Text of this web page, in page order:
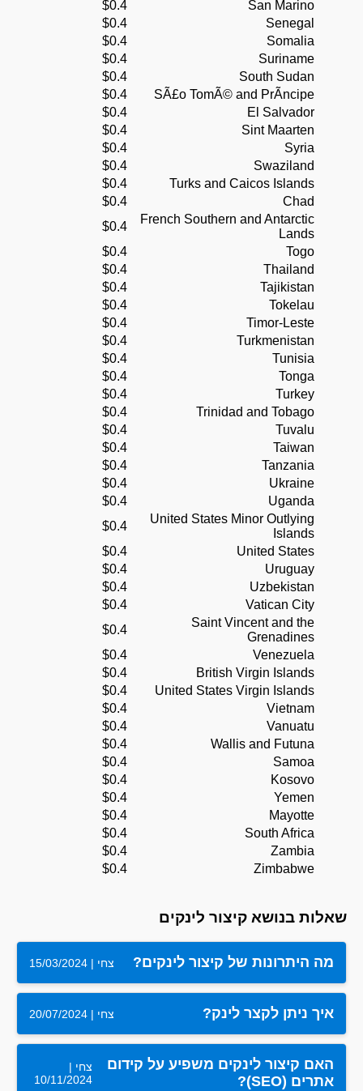
San Marino
$0.4
Senegal
$0.4
Somalia
$0.4
Suriname
$0.4
South Sudan
$0.4
SÃ£o TomÃ© and PrÃ­ncipe
$0.4
El Salvador
$0.4
Sint Maarten
$0.4
Syria
$0.4
Swaziland
$0.4
Turks and Caicos Islands
$0.4
Chad
$0.4
French Southern and Antarctic
Lands
$0.4
Togo
$0.4
Thailand
$0.4
Tajikistan
$0.4
Tokelau
$0.4
Timor-Leste
$0.4
Turkmenistan
$0.4
Tunisia
$0.4
Tonga
$0.4
Turkey
$0.4
Trinidad and Tobago
$0.4
Tuvalu
$0.4
Taiwan
$0.4
Tanzania
$0.4
Ukraine
$0.4
Uganda
$0.4
United States Minor Outlying
Islands
$0.4
United States
$0.4
Uruguay
$0.4
Uzbekistan
$0.4
Vatican City
$0.4
Saint Vincent and the
Grenadines
$0.4
Venezuela
$0.4
British Virgin Islands
$0.4
United States Virgin Islands
$0.4
Vietnam
$0.4
Vanuatu
$0.4
Wallis and Futuna
$0.4
Samoa
$0.4
Kosovo
$0.4
Yemen
$0.4
Mayotte
$0.4
South Africa
$0.4
Zambia
$0.4
Zimbabwe
$0.4
שאלות בנושא קיצור לינקים
מה היתרונות של קיצור לינקים? צחי | 15/03/2024
איך ניתן לקצר לינק? צחי | 20/07/2024
האם קיצור לינקים משפיע על קידום
אתרים (SEO)?
צחי |
10/11/2024